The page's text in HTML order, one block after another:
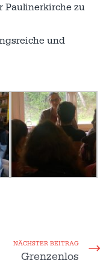
Paulinerkirche zu
und
NÄCHSTER BEITRAG
Grenzenlos